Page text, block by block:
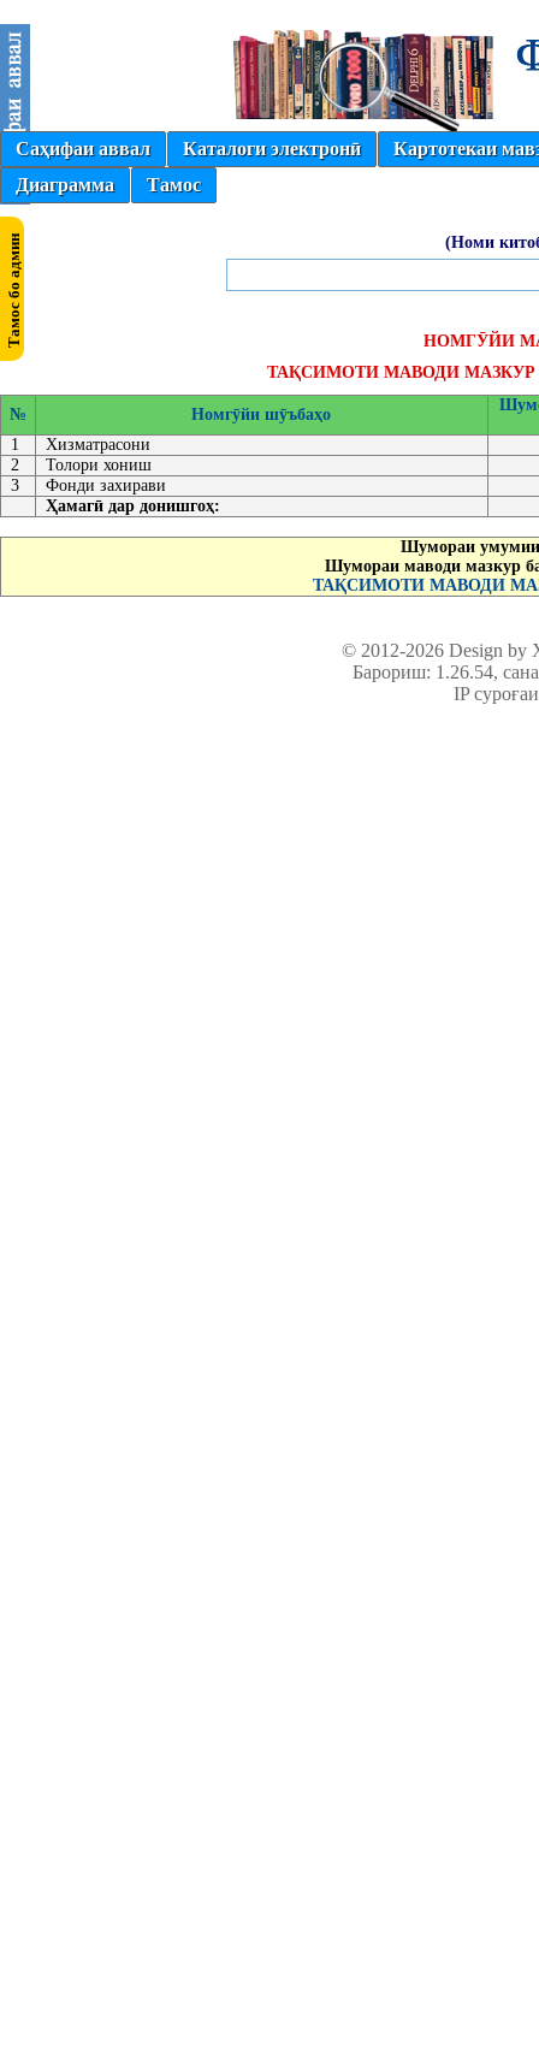
Саҳифаи аввал Каталоги электронӣ
Картотекаи
Диаграмма
Тамос
(Номи
НОМГӮЙИ
ТАҚСИМОТИ МАВОДИ
№ Номгӯйи шӯъбаҳо
1
Хизматрасони
2
Толори хониш
3
Фонди захирави
Ҳамагӣ дар донишгоҳ:
Шумораи умумии
Шумораи маводи мазкур
ТАҚСИМОТИ МАВОДИ
© 2012-2026 Design
Барориш: 1.26.54,
IP